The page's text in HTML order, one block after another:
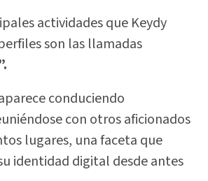
actividades que Keydy
son las llamadas
conduciendo
con otros aficionados
lugares, una faceta que
identidad digital desde antes